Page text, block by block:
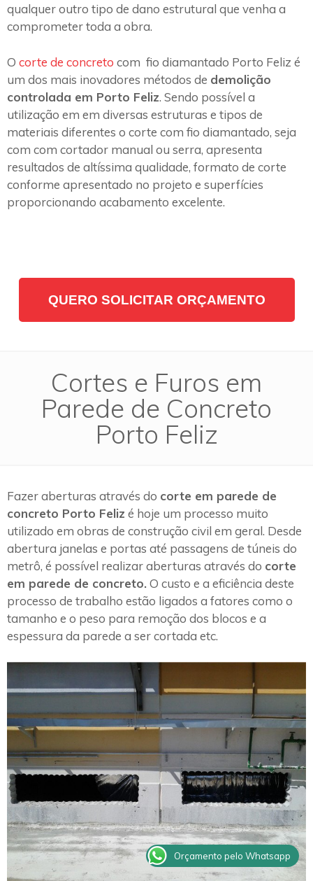
qualquer outro tipo de dano estrutural que venha a
comprometer toda a obra.
O corte de concreto com fio diamantado Porto Feliz é
um dos mais inovadores métodos de demolição
controlada em Porto Feliz. Sendo possível a
utilização em em diversas estruturas e tipos de
materiais diferentes o corte com fio diamantado, seja
com com cortador manual ou serra, apresenta
resultados de altíssima qualidade, formato de corte
conforme apresentado no projeto e superfícies
proporcionando acabamento excelente.
QUERO SOLICITAR ORÇAMENTO
Cortes e Furos em
Parede de Concreto
Porto Feliz
Fazer aberturas através do corte em parede de
concreto Porto Feliz é hoje um processo muito
utilizado em obras de construção civil em geral. Desde
abertura janelas e portas até passagens de túneis do
metrô, é possível realizar aberturas através do corte
em parede de concreto. O custo e a eficiência deste
processo de trabalho estão ligados a fatores como o
tamanho e o peso para remoção dos blocos e a
espessura da parede a ser cortada etc.
Orçamento pelo Whatsapp